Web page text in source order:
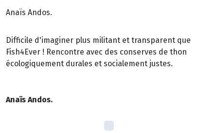
Anaïs Andos.
Difficile d'imaginer plus militant et transparent que
Fish4Ever ! Rencontre avec des conserves de thon
écologiquement durales et socialement justes.
Anaïs Andos.